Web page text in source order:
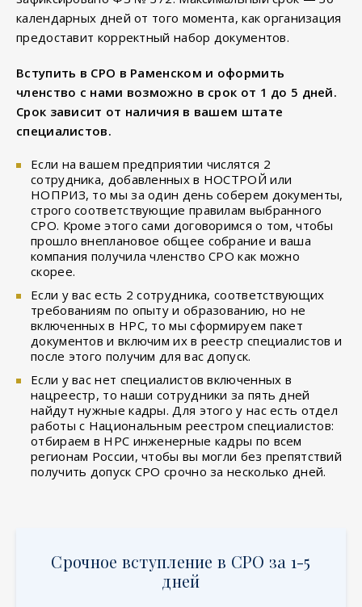
календарных дней от того момента, как организация
предоставит корректный набор документов.
Вступить в СРО в Раменском и оформить
членство с нами возможно в срок от 1 до 5 дней.
Срок зависит от наличия в вашем штате
специалистов.
Если на вашем предприятии числятся 2
сотрудника, добавленных в НОСТРОЙ или
НОПРИЗ, то мы за один день соберем документы,
строго соответствующие правилам выбранного
СРО. Кроме этого сами договоримся о том, чтобы
прошло внеплановое общее собрание и ваша
компания получила членство СРО как можно
скорее.
Если у вас есть 2 сотрудника, соответствующих
требованиям по опыту и образованию, но не
включенных в НРС, то мы сформируем пакет
документов и включим их в реестр специалистов и
после этого получим для вас допуск.
Если у вас нет специалистов включенных в
нацреестр, то наши сотрудники за пять дней
найдут нужные кадры. Для этого у нас есть отдел
работы с Национальным реестром специалистов:
отбираем в НРС инженерные кадры по всем
регионам России, чтобы вы могли без препятствий
получить допуск СРО срочно за несколько дней.
Срочное вступление в СРО за 1-5
дней